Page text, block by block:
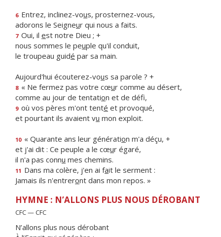
6 Entrez, inclinez-vous, prosternez-vous,
adorons le Seigneur qui nous a faits.
7 Oui, il est notre Dieu ; +
nous sommes le peuple qu'il conduit,
le troupeau guidé par sa main.
Aujourd'hui écouterez-vous sa parole ? +
8 « Ne fermez pas votre cœur comme au désert,
comme au jour de tentation et de défi,
9 où vos pères m'ont tenté et provoqué,
et pourtant ils avaient vu mon exploit.
10 « Quarante ans leur génération m'a déçu, +
et j'ai dit : Ce peuple a le cœur égaré,
il n'a pas connu mes chemins.
11 Dans ma colère, j'en ai fait le serment :
Jamais ils n'entreront dans mon repos. »
HYMNE : N’ALLONS PLUS NOUS DÉROBANT
CFC — CFC
N’allons plus nous dérobant